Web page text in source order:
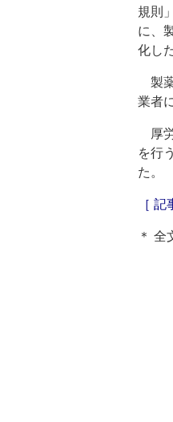
規則
に、
化し
製
業者
厚
を行
た。
［ 記
＊ 全